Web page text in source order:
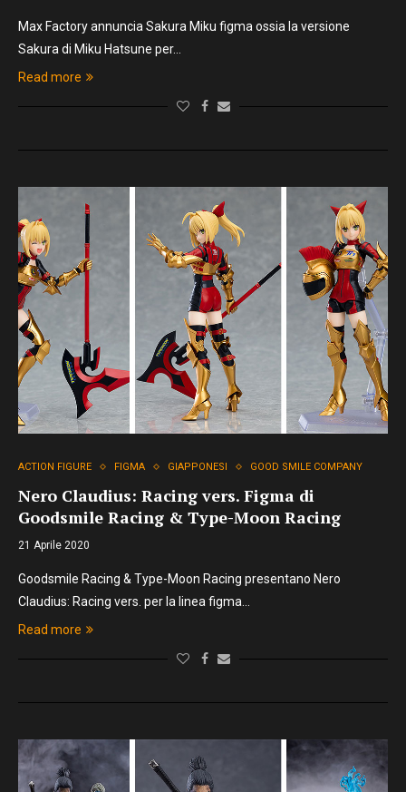
Max Factory annuncia Sakura Miku figma ossia la versione
Sakura di Miku Hatsune per…
Read more
ACTION FIGURE FIGMA GIAPPONESI GOOD SMILE COMPANY
Nero Claudius: Racing vers. Figma di
Goodsmile Racing & Type-Moon Racing
21 Aprile 2020
Goodsmile Racing & Type-Moon Racing presentano Nero
Claudius: Racing vers. per la linea figma…
Read more